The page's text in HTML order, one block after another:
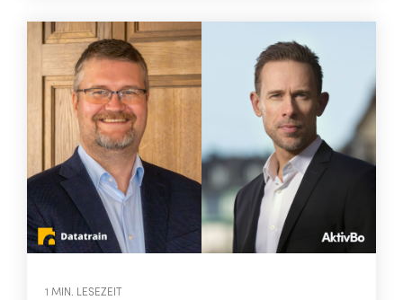
1 MIN. LESEZEIT